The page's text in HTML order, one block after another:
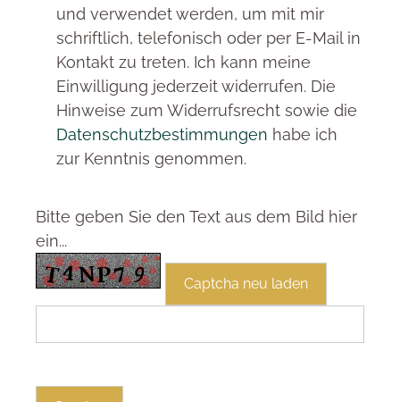
und verwendet werden, um mit mir
schriftlich, telefonisch oder per E-Mail in
Kontakt zu treten. Ich kann meine
Einwilligung jederzeit widerrufen. Die
Hinweise zum Widerrufsrecht sowie die
Datenschutzbestimmungen habe ich
zur Kenntnis genommen.
Bitte geben Sie den Text aus dem Bild hier
ein...